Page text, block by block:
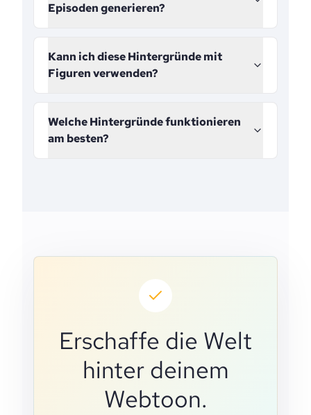
Episoden generieren?
Kann ich diese Hintergründe mit
Figuren verwenden?
Welche Hintergründe funktionieren
am besten?
Erschaffe die Welt
hinter deinem
Webtoon.